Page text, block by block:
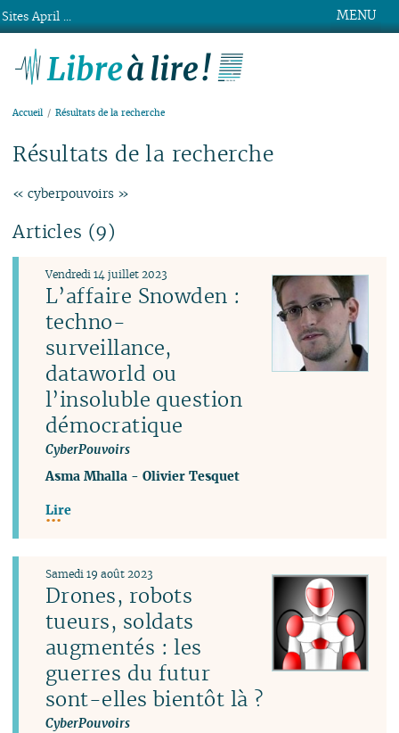
MENU
Accueil Résultats de la recherche
Résultats de la recherche
« cyberpouvoirs »
Articles (9)
L’affaire Snowden :
techno-
surveillance,
dataworld ou
l’insoluble question
démocratique
CyberPouvoirs
Vendredi 14 juillet 2023
Asma Mhalla -Olivier Tesquet
Lire
Drones, robots
tueurs, soldats
augmentés : les
guerres du futur
sont-elles bientôt là ?
CyberPouvoirs
Samedi 19 août 2023
Sites April ...